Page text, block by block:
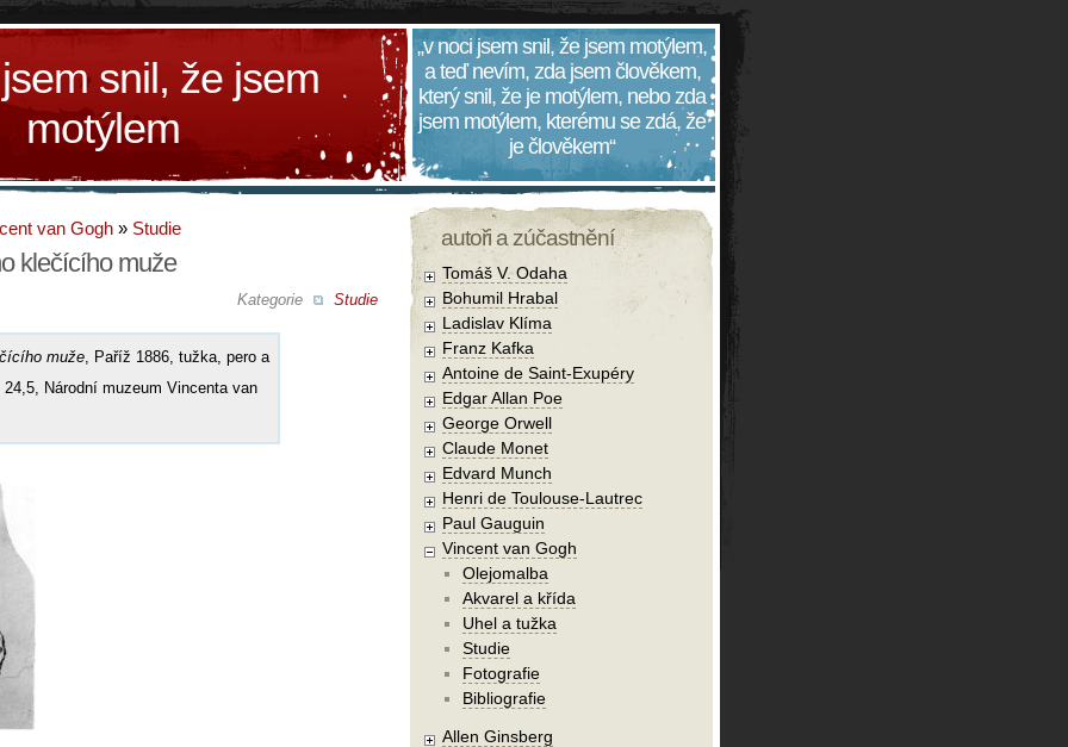
snil, že jsem
motýlem
„v noci jsem snil, že jsem motýlem,
a teď nevím, zda jsem člověkem,
který snil, že je motýlem, nebo zda
jsem motýlem, kterému se zdá, že
je člověkem“
van Gogh » Studie
klečícího muže
Kategorie Studie
muže , Paříž 1886, tužka, pero a
Národní muzeum Vincenta van
autoři a zúčastnění
Tomáš V. Odaha
Bohumil Hrabal
Ladislav Klíma
Franz Kafka
Antoine de Saint-Exupéry
Edgar Allan Poe
George Orwell
Claude Monet
Edvard Munch
Henri de Toulouse-Lautrec
Paul Gauguin
Vincent van Gogh
Olejomalba
Akvarel a křída
Uhel a tužka
Studie
Fotografie
Bibliografie
Allen Ginsberg